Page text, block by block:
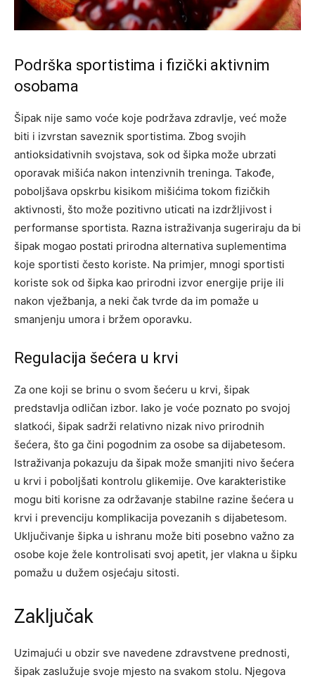
Podrška sportistima i fizički aktivnim
osobama
Šipak nije samo voće koje podržava zdravlje, već može
biti i izvrstan saveznik sportistima. Zbog svojih
antioksidativnih svojstava, sok od šipka može ubrzati
oporavak mišića nakon intenzivnih treninga. Takođe,
poboljšava opskrbu kisikom mišićima tokom fizičkih
aktivnosti, što može pozitivno uticati na izdržljivost i
performanse sportista. Razna istraživanja sugeriraju da bi
šipak mogao postati prirodna alternativa suplementima
koje sportisti često koriste. Na primjer, mnogi sportisti
koriste sok od šipka kao prirodni izvor energije prije ili
nakon vježbanja, a neki čak tvrde da im pomaže u
smanjenju umora i bržem oporavku.
Regulacija šećera u krvi
Za one koji se brinu o svom šećeru u krvi, šipak
predstavlja odličan izbor. Iako je voće poznato po svojoj
slatkoći, šipak sadrži relativno nizak nivo prirodnih
šećera, što ga čini pogodnim za osobe sa dijabetesom.
Istraživanja pokazuju da šipak može smanjiti nivo šećera
u krvi i poboljšati kontrolu glikemije. Ove karakteristike
mogu biti korisne za održavanje stabilne razine šećera u
krvi i prevenciju komplikacija povezanih s dijabetesom.
Uključivanje šipka u ishranu može biti posebno važno za
osobe koje žele kontrolisati svoj apetit, jer vlakna u šipku
pomažu u dužem osjećaju sitosti.
Zaključak
Uzimajući u obzir sve navedene zdravstvene prednosti,
šipak zaslužuje svoje mjesto na svakom stolu. Njegova